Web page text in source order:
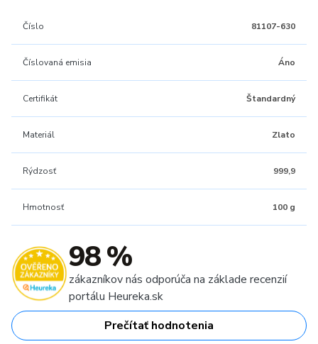
Číslo 81107-630
Číslovaná emisia Áno
Certifikát Štandardný
Materiál Zlato
Rýdzosť 999,9
Hmotnosť 100 g
98 %
zákazníkov nás odporúča na základe recenzií
portálu Heureka.sk
Prečítať hodnotenia